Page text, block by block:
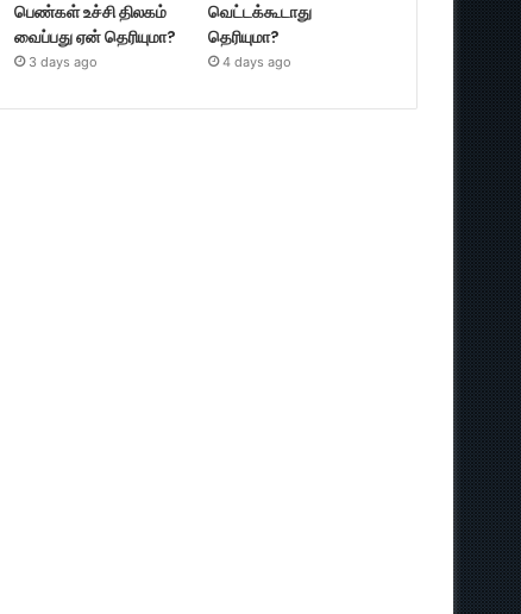
பெண்கள் உச்சி திலகம்
வைப்பது ஏன் தெரியுமா?
3 days ago
வெட்டக்கூடாது
தெரியுமா?
4 days ago